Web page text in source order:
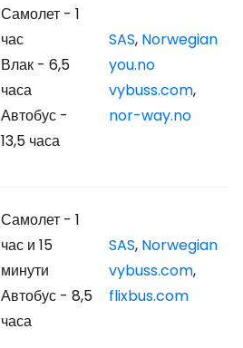
Самолет - 1
час
Влак - 6,5
часа
Автобус -
13,5 часа
SAS, Norwegian
you.no
vybuss.com,
nor-way.no
Самолет - 1
час и 15
минути
Автобус - 8,5
часа
SAS, Norwegian
vybuss.com,
flixbus.com